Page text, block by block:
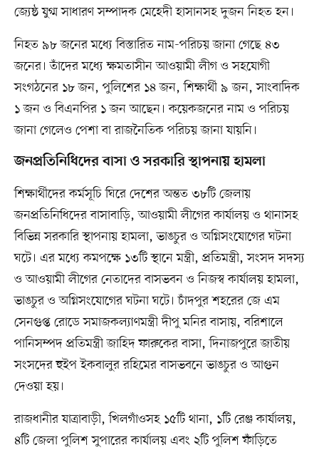
জ্যেষ্ঠ যুগ্ম সাধারণ সম্পাদক মেহেদী হাসানসহ দুজন নিহত হন।
নিহত ৯৮ জনের মধ্যে বিস্তারিত নাম-পরিচয় জানা গেছে ৪৩
জনের। তাঁদের মধ্যে ক্ষমতাসীন আওয়ামী লীগ ও সহযোগী
সংগঠনের ১৮ জন, পুলিশের ১৪ জন, শিক্ষার্থী ৯ জন, সাংবাদিক
১ জন ও বিএনপির ১ জন আছেন। কয়েকজনের নাম ও পরিচয়
জানা গেলেও পেশা বা রাজনৈতিক পরিচয় জানা যায়নি।
জনপ্রতিনিধিদের বাসা ও সরকারি স্থাপনায় হামলা
শিক্ষার্থীদের কর্মসূচি ঘিরে দেশের অন্তত ৩৮টি জেলায়
জনপ্রতিনিধিদের বাসাবাড়ি, আওয়ামী লীগের কার্যালয় ও থানাসহ
বিভিন্ন সরকারি স্থাপনায় হামলা, ভাঙচুর ও অগ্নিসংযোগের ঘটনা
ঘটে। এর মধ্যে কমপক্ষে ১৩টি স্থানে মন্ত্রী, প্রতিমন্ত্রী, সংসদ সদস্য
ও আওয়ামী লীগের নেতাদের বাসভবন ও নিজস্ব কার্যালয় হামলা,
ভাঙচুর ও অগ্নিসংযোগের ঘটনা ঘটে। চাঁদপুর শহরের জে এম
সেনগুপ্ত রোডে সমাজকল্যাণমন্ত্রী দীপু মনির বাসায়, বরিশালে
পানিসম্পদ প্রতিমন্ত্রী জাহিদ ফারুকের বাসা, দিনাজপুরে জাতীয়
সংসদের হুইপ ইকবালুর রহিমের বাসভবনে ভাঙচুর ও আগুন
দেওয়া হয়।
রাজধানীর যাত্রাবাড়ী, খিলগাঁওসহ ১৫টি থানা, ১টি রেঞ্জ কার্যালয়,
৪টি জেলা পুলিশ সুপারের কার্যালয় এবং ২টি পুলিশ ফাঁড়িতে